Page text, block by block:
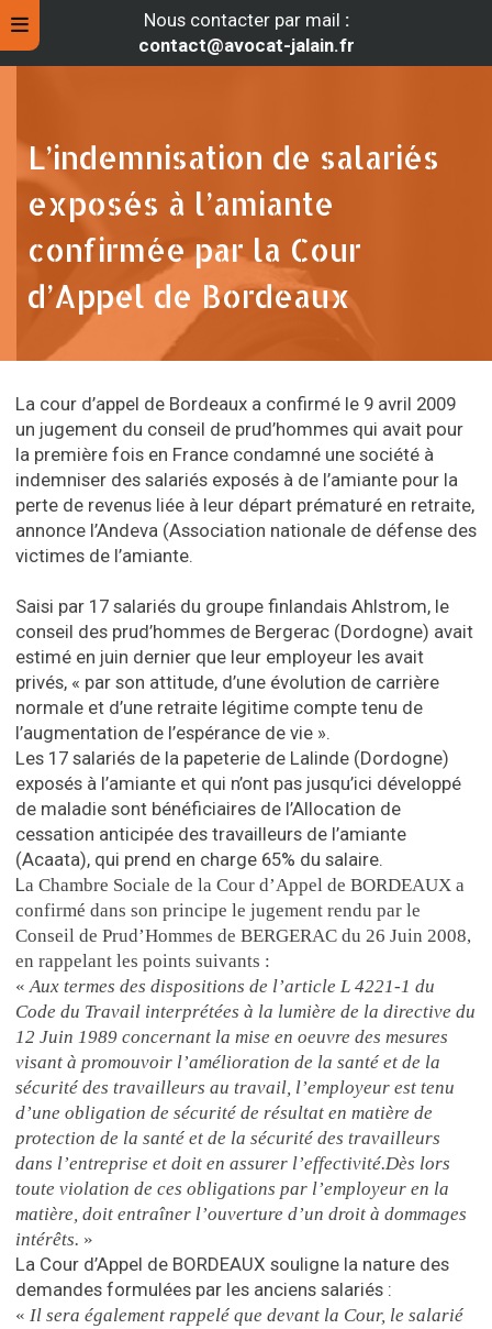
Nous contacter par mail :
contact@avocat-jalain.fr
L’indemnisation de salariés
exposés à l’amiante
confirmée par la Cour
d’Appel de Bordeaux
La cour d’appel de Bordeaux a confirmé le 9 avril 2009
un jugement du conseil de prud’hommes qui avait pour
la première fois en France condamné une société à
indemniser des salariés exposés à de l’amiante pour la
perte de revenus liée à leur départ prématuré en retraite,
annonce l’Andeva (Association nationale de défense des
victimes de l’amiante.
Saisi par 17 salariés du groupe finlandais Ahlstrom, le
conseil des prud’hommes de Bergerac (Dordogne) avait
estimé en juin dernier que leur employeur les avait
privés, « par son attitude, d’une évolution de carrière
normale et d’une retraite légitime compte tenu de
l’augmentation de l’espérance de vie ».
Les 17 salariés de la papeterie de Lalinde (Dordogne)
exposés à l’amiante et qui n’ont pas jusqu’ici développé
de maladie sont bénéficiaires de l’Allocation de
cessation anticipée des travailleurs de l’amiante
(Acaata), qui prend en charge 65% du salaire.
La Chambre Sociale de la Cour d’Appel de BORDEAUX a
confirmé dans son principe le jugement rendu par le
Conseil de Prud’Hommes de BERGERAC du 26 Juin 2008,
en rappelant les points suivants :
«Aux termes des dispositions de l’article L 4221-1 du
Code du Travail interprétées à la lumière de la directive du
12 Juin 1989 concernant la mise en oeuvre des mesures
visant à promouvoir l’amélioration de la santé et de la
sécurité des travailleurs au travail, l’employeur est tenu
d’une obligation de sécurité de résultat en matière de
protection de la santé et de la sécurité des travailleurs
dans l’entreprise et doit en assurer l’effectivité.Dès lors
toute violation de ces obligations par l’employeur en la
matière, doit entraîner l’ouverture d’un droit à dommages
intérêts. »
La Cour d’Appel de BORDEAUX souligne la nature des
demandes formulées par les anciens salariés :
« Il sera également rappelé que devant la Cour, le salarié